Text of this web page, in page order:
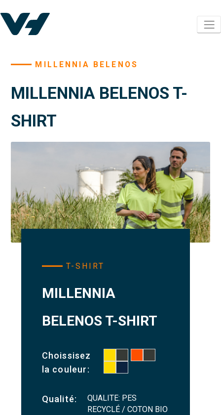
MILLENNIA BELENOS
MILLENNIA BELENOS T-
SHIRT
T-SHIRT
MILLENNIA
BELENOS T-SHIRT
Choissisez
la couleur:
Qualité:
QUALITE: PES
RECYCLÉ / COTON BIO